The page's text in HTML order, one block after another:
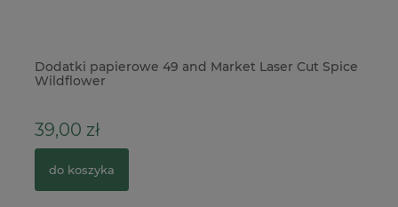
Dodatki papierowe 49 and Market Laser Cut Spice
Wildflower
39,00 zł
do koszyka